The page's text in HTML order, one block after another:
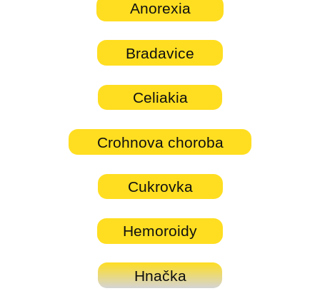
Anorexia
Bradavice
Celiakia
Crohnova choroba
Cukrovka
Hemoroidy
Hnačka